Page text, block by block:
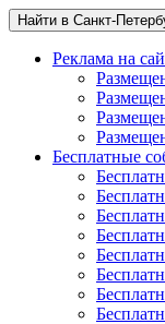
Найти в Санкт-
Реклама на
Бесплатные